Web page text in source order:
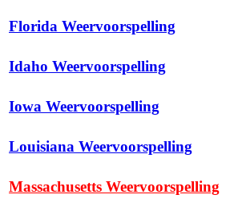
Florida Weervoorspelling
Idaho Weervoorspelling
Iowa Weervoorspelling
Louisiana Weervoorspelling
Massachusetts Weervoorspelling